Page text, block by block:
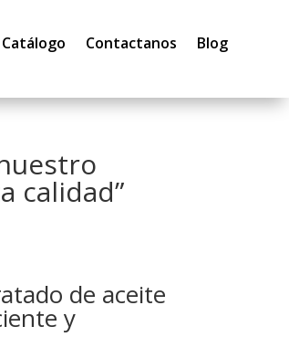
Catálogo Contactanos Blog
calidad”
de aceite
y